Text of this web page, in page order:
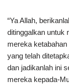
“Ya Allah,
ditinggalkan untuk
mereka
yang telah
dan jadikanlah ini
mereka kepada-